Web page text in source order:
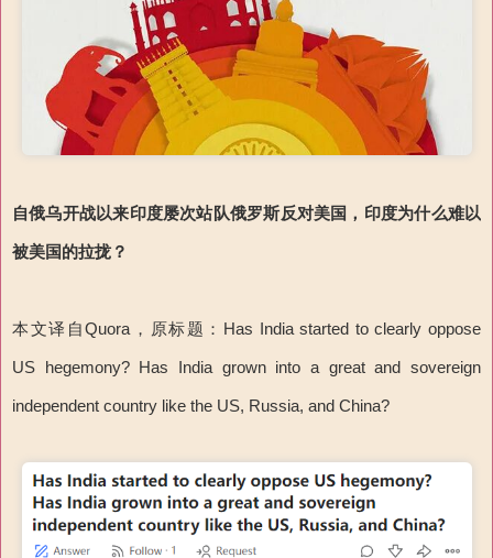
自俄乌开战以来印度屡次站队俄罗斯反对美国，印度为什么难以
被美国的拉拢？
本文译自Quora，原标题：Has India started to clearly oppose
US hegemony? Has India grown into a great and sovereign
independent country like the US, Russia, and China?